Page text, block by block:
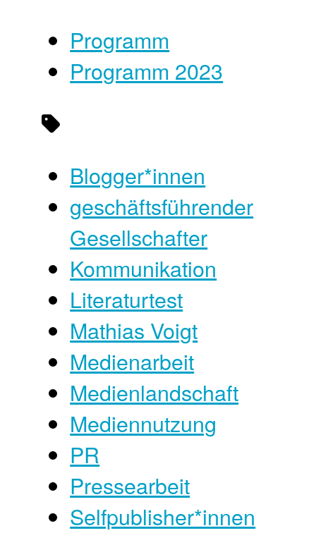
Programm
Programm 2023
Blogger*innen
geschäftsführender
Gesellschafter
Kommunikation
Literaturtest
Mathias Voigt
Medienarbeit
Medienlandschaft
Mediennutzung
PR
Pressearbeit
Selfpublisher*innen